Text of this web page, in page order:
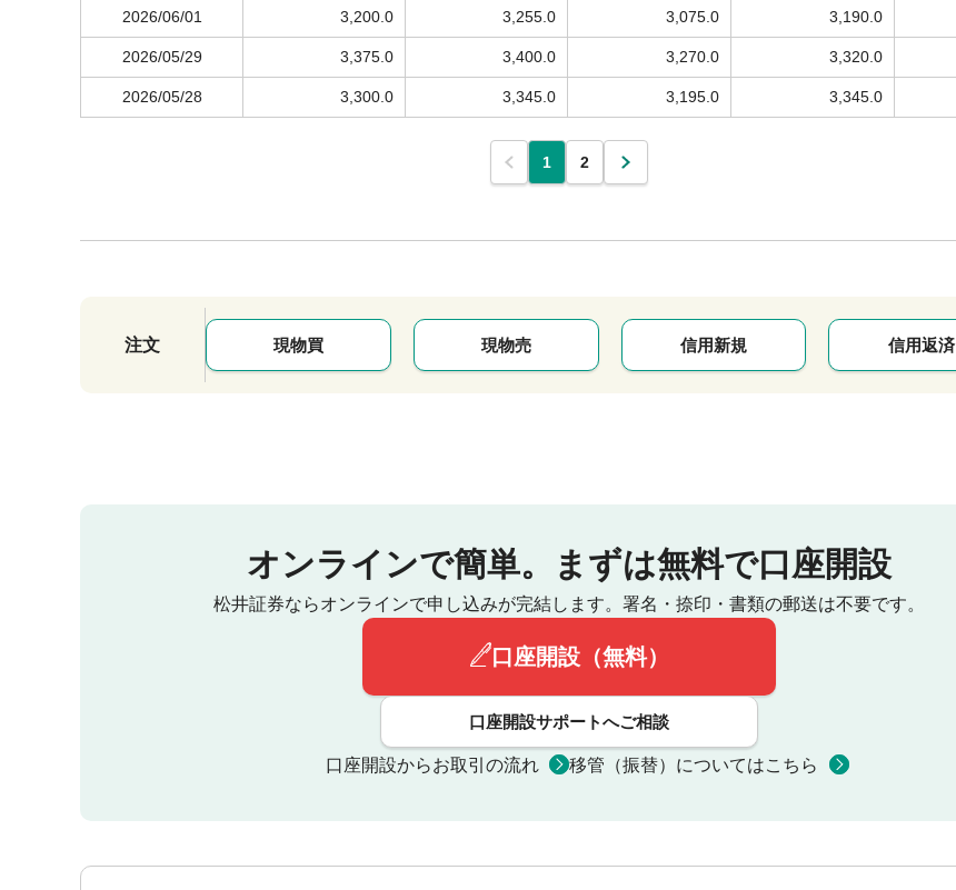
2026/06/01 3,200.0 3,255.0 3,075.0 3,190.0
2026/05/29 3,375.0 3,400.0 3,270.0 3,320.0
2026/05/28 3,300.0 3,345.0 3,195.0 3,345.0
1 2
注文 現物買 現物売 信用新規 信用返済
オンラインで簡単。 まずは無料で口座開設
松井証券ならオンラインで申し込みが完結します。 署名・捺印・書類の郵送は不要です。
口座開設（無料）
口座開設サポートへご相談
口座開設からお取引の流れ 移管（振替）についてはこちら